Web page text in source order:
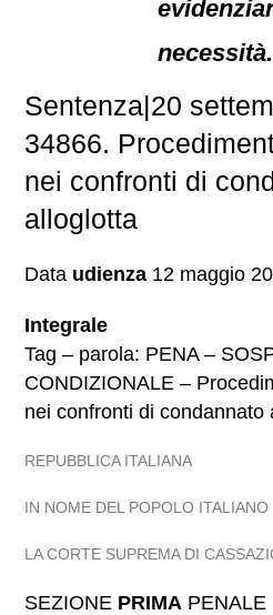
necessità.
Sentenza|20
34866.
nei confronti di
alloglotta
Data udienza 12 maggio
Integrale
Tag – parola: PENA –
CONDIZIONALE –
nei confronti di condannato
REPUBBLICA ITALIANA
IN NOME DEL POPOLO ITALIANO
LA CORTE SUPREMA DI
SEZIONE PRIMA PENALE